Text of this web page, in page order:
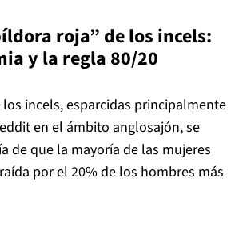
roja” de los incels:
y la regla 80/20
los incels, esparcidas principalmente
en el ámbito anglosajón, se
de que la mayoría de las mujeres
por el 20% de los hombres más